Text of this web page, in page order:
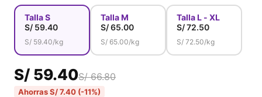
Talla S
S/ 59.40
S/ 59.40/kg
Talla M
S/65.00
S/ 65.00/kg
Talla L - XL
S/72.50
S/ 72.50/kg
S/ 59.40S/ 66.80
Ahorras S/ 7.40 (-11%)